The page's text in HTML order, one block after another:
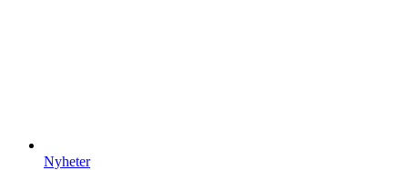
Nyheter